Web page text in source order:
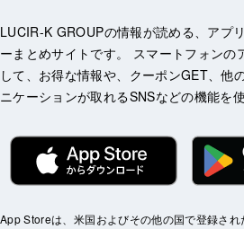
LUCIR-K GROUPの情報が読める、アプ
ーまとめサイトです。 スマートフォンの
して、お得な情報や、クーポンGET、他
ニケーションが取れるSNSなどの機能を
App Storeは、米国およびその他の国で登録さ